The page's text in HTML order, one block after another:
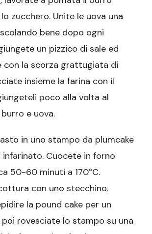
zucchero. Unite le uova una
bene dopo ogni
un pizzico di sale ed
con la scorza grattugiata di
insieme la farina con il
poco alla volta al
e uova.
in uno stampo da plumcake
Cuocete in forno
50-60 minuti a 170°C.
con uno stecchino.
la pound cake per un
poi rovesciate lo stampo su una